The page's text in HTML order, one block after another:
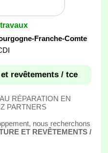
Franche-Comte
revêtements / tce
RÉPARATION EN
PARTNERS
nous recherchons
ET REVÊTEMENTS /